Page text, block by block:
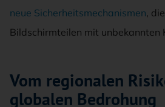
neue Sicherheitsmechanismen,
Bildschirmteilen mit unbekannten
Vom regionalen
globalen Bedrohung